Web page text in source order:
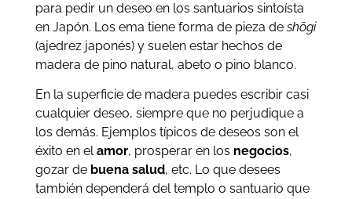
para pedir un deseo en los santuarios sintoísta
en Japón. Los ema tiene forma de pieza deshōgi
(ajedrez japonés) y suelen estar hechos de
madera de pino natural, abeto o pino blanco.
En la superficie de madera puedes escribir casi
cualquier deseo, siempre que no perjudique a
los demás. Ejemplos típicos de deseos son el
éxito en elamor, prosperar en los negocios,
gozar de buena salud, etc. Lo que desees
también dependerá del templo o santuario que